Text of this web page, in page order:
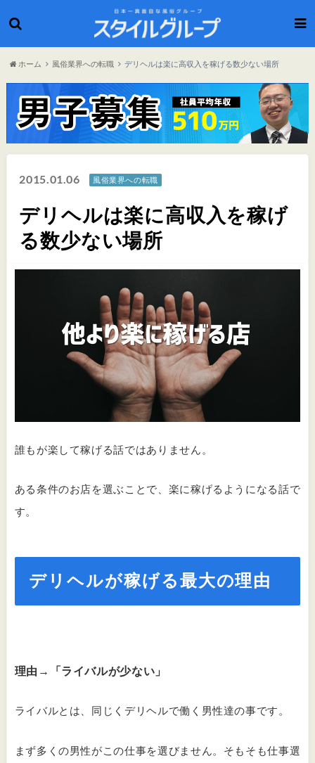
ホーム 風俗業界への転職 デリヘルは楽に高収入を稼げる数少ない場所
2015.01.06 風俗業界への転職
デリヘルは楽に高収入を稼げ
る数少ない場所
誰もが楽して稼げる話ではありません。
ある条件のお店を選ぶことで、楽に稼げるようになる話で
す。
デリヘルが稼げる最大の理由
理由→「ライバルが少ない」
ライバルとは、同じくデリヘルで働く男性達の事です。
まず多くの男性がこの仕事を選びません。そもそも仕事選